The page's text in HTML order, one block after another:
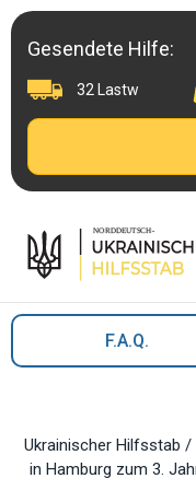
Skip
to
contentGesendete Hilfe:
32 Lastw
F.A.Q.
Ukrainischer Hilfsstab /
in Hamburg zum 3.